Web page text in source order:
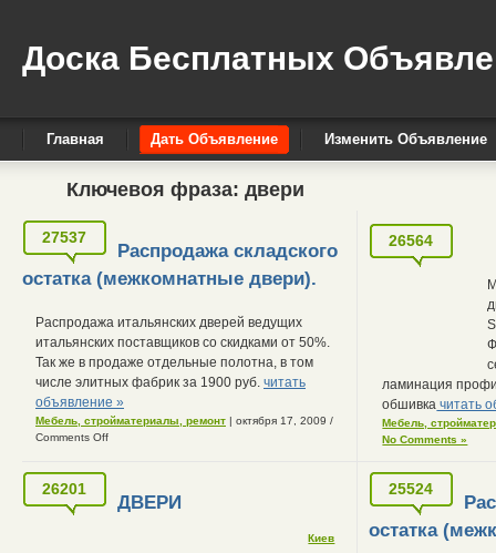
Доска Бесплатных
Главная Дать Объявление Изменить Объявление
Ключевоя фраза: двери
27537
Распродажа складского
остатка (межкомнатные двери).
Распродажа итальянских дверей ведущих
итальянских поставщиков со скидками от 50%.
Так же в продаже отдельные полотна, в том
числе элитных фабрик за 1900 руб. читать
объявление »
Мебель, стройматериалы, ремонт | октября 17, 2009 /
Comments Off
26564
ламинация
обшивка читать
Мебель,
No Comments »
26201
ДВЕРИ
Киев
25524
остатка